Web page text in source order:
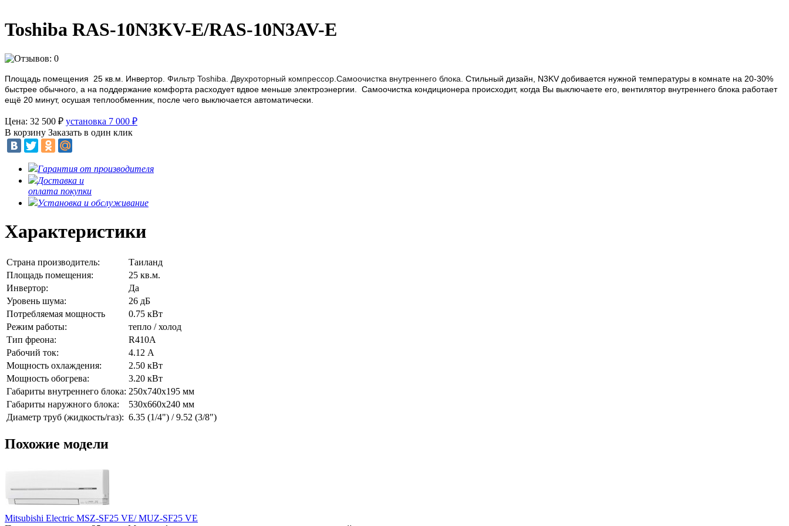
Toshiba RAS-10N3KV-E/RAS-10N3AV-E
Площадь помещения 25 кв.м. Инвертор. Фильтр Toshiba. Двухроторный компрессор.Самоочистка внутреннего блока. Стильный дизайн, N3KV добивается нужной температуры в комнате на 20-30%
быстрее обычного, а на поддержание комфорта расходует вдвое меньше электроэнергии. Самоочистка кондиционера происходит, когда Вы выключаете его, вентилятор внутреннего блока работает
ещё 20 минут, осушая теплообменник, после чего выключается автоматически.
Цена: 32 500 ₽ установка 7 000 ₽
В корзину Заказать в один клик
Гарантия от производителя
Доставка и
оплата покупки
Установка и обслуживание
Характеристики
Страна производитель:
Таиланд
Площадь помещения:
25 кв.м.
Инвертор:
Да
Уровень шума:
26 дБ
Потребляемая мощность
0.75 кВт
Режим работы:
тепло / холод
Тип фреона:
R410A
Рабочий ток:
4.12 А
Мощность охлаждения:
2.50 кВт
Мощность обогрева:
3.20 кВт
Габариты внутреннего блока: 250х740х195 мм
Габариты наружного блока:
530х660х240 мм
Диаметр труб (жидкость/газ): 6.35 (1/4") / 9.52 (3/8")
Похожие модели
Mitsubishi Electric MSZ-SF25 VE/ MUZ-SF25 VE